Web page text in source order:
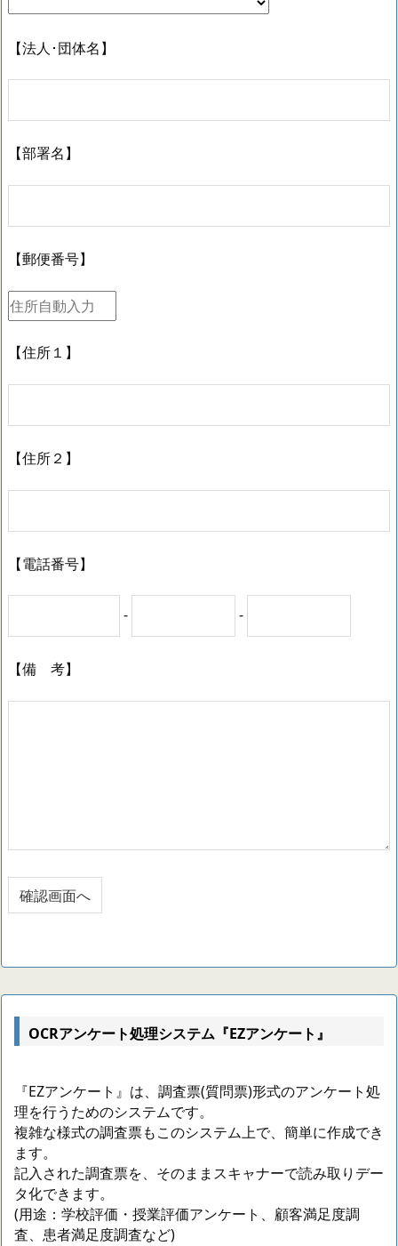
【法人･団体名】
【部署名】
【郵便番号】
【住所１】
【住所２】
【電話番号】
- -
【備 考】
OCRアンケート処理システム『EZアンケート』
『EZアンケート』は、調査票(質問票)形式のアンケート処
理を行うためのシステムです。
複雑な様式の調査票もこのシステム上で、簡単に作成でき
ます。
記入された調査票を、そのままスキャナーで読み取りデー
タ化できます。
(用途：学校評価・授業評価アンケート、顧客満足度調
査、患者満足度調査など)